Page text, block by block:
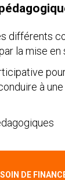
différents
la mise en
à
DE